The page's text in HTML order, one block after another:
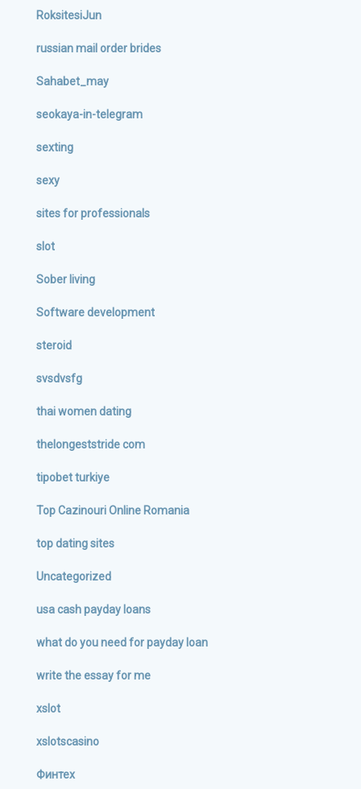
RoksitesiJun
russian mail order brides
Sahabet_may
seokaya-in-telegram
sexting
sexy
sites for professionals
slot
Sober living
Software development
steroid
svsdvsfg
thai women dating
thelongeststride com
tipobet turkiye
Top Cazinouri Online Romania
top dating sites
Uncategorized
usa cash payday loans
what do you need for payday loan
write the essay for me
xslot
xslotscasino
Финтех